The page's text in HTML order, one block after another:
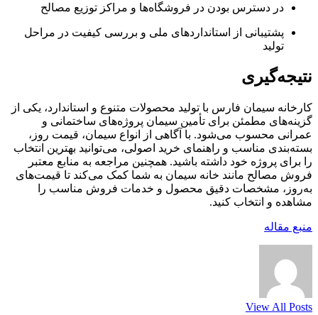
در دسترس بودن در فروشگاه‌ها و مراکز توزیع مصالح
پشتیبانی از استانداردهای ملی و بررسی کیفیت در مراحل
تولید
نتیجه‌گیری
کارخانه سیمان فارس با تولید محصولات متنوع و استاندارد، یکی از
گزینه‌های مطمئن برای تأمین سیمان پروژه‌های ساختمانی و
عمرانی محسوب می‌شود. با آگاهی از انواع سیمان، قیمت روز،
بسته‌بندی مناسب و راهنمای خرید اصولی، می‌توانید بهترین انتخاب
را برای پروژه خود داشته باشید. همچنین مراجعه به منابع معتبر
فروش مصالح مانند خانه سیمان به شما کمک می‌کند تا قیمت‌های
به‌روز، مشخصات دقیق محصول و خدمات فروش مناسب را
مشاهده و انتخاب کنید.
منبع مقاله
View All Posts